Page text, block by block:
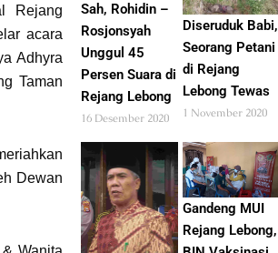
Rejang
acara
Adhyra
Taman
Dewan
Sah, Rohidin –
Rosjonsyah
Unggul 45
Persen Suara di
Rejang Lebong
16 Desember 2020
Diseruduk Babi,
Seorang Petani
di Rejang
Lebong Tewas
1 November 2020
Gandeng MUI
Rejang Lebong,